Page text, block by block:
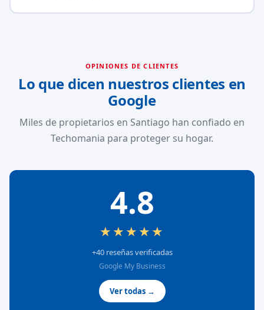
OPINIONES DE CLIENTES
Lo que dicen nuestros clientes en
Google
Miles de propietarios en Santiago han confiado en
Techomania para proteger su hogar.
4.8
★★★★★
+40 reseñas verificadas
Google My Business
Ver todas →